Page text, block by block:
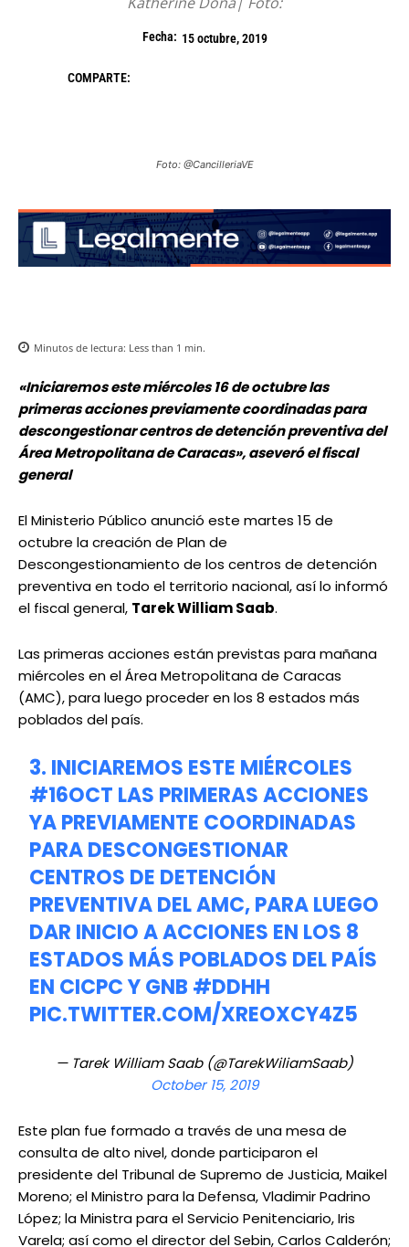
Fecha: 15 octubre, 2019
COMPARTE:
Foto: @CancilleriaVE
Minutos de lectura: Less than 1 min.
«Iniciaremos este miércoles 16 de octubre las
primeras acciones previamente coordinadas para
descongestionar centros de detención preventiva del
Área Metropolitana de Caracas», aseveró el fiscal
general
El Ministerio Público anunció este martes 15 de
octubre la creación de Plan de
Descongestionamiento de los centros de detención
preventiva en todo el territorio nacional, así lo informó
el fiscal general, Tarek William Saab.
Las primeras acciones están previstas para mañana
miércoles en el Área Metropolitana de Caracas
(AMC), para luego proceder en los 8 estados más
poblados del país.
3. INICIAREMOS ESTE MIÉRCOLES
#16OCT LAS PRIMERAS ACCIONES
YA PREVIAMENTE COORDINADAS
PARA DESCONGESTIONAR
CENTROS DE DETENCIÓN
PREVENTIVA DEL AMC, PARA LUEGO
DAR INICIO A ACCIONES EN LOS 8
ESTADOS MÁS POBLADOS DEL PAÍS
EN CICPC Y GNB #DDHH
PIC.TWITTER.COM/XREOXCY4Z5
— Tarek William Saab (@TarekWiliamSaab)
October 15, 2019
Este plan fue formado a través de una mesa de
consulta de alto nivel, donde participaron el
presidente del Tribunal de Supremo de Justicia, Maikel
Moreno; el Ministro para la Defensa, Vladimir Padrino
López; la Ministra para el Servicio Penitenciario, Iris
Varela; así como el director del Sebin, Carlos Calderón;